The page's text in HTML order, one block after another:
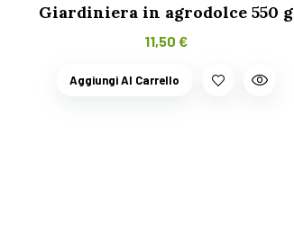
Giardiniera in agrodolce 550 g
11,50 €
Aggiungi Al Carrello